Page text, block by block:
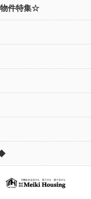
件特集☆